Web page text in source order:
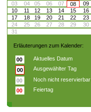
03
04 05 06 07 08
09
10
11 12 13 14 15
16
17
18 19 20 21 22
23
24
25 26 27 28 29
30
31
Erläuterungen zum Kalender:
00
Aktuelles Datum
00
Ausgewählter Tag
00
Noch nicht reservierbar
00
Feiertag